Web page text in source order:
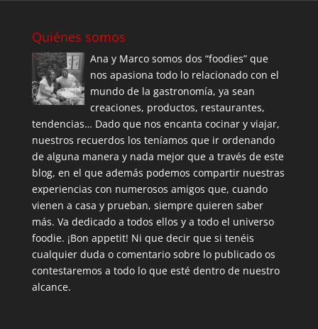
Quiénes somos
Ana y Marco somos dos “foodies” que
nos apasiona todo lo relacionado con el
mundo de la gastronomía, ya sean
creaciones, productos, restaurantes,
tendencias… Dado que nos encanta cocinar y viajar,
nuestros recuerdos los teníamos que ir ordenando
de alguna manera y nada mejor que a través de este
blog, en el que además podemos compartir nuestras
experiencias con numerosos amigos que, cuando
vienen a casa y prueban, siempre quieren saber
más. Va dedicado a todos ellos y a todo el universo
foodie. ¡Bon appetit! Ni que decir que si tenéis
cualquier duda o comentario sobre lo publicado os
contestaremos a todo lo que esté dentro de nuestro
alcance.